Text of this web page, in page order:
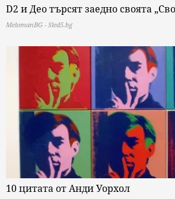
D2 и Део търсят заедно своята
MelomanBG - Sled5.bg
10 цитата от Анди Уорхол